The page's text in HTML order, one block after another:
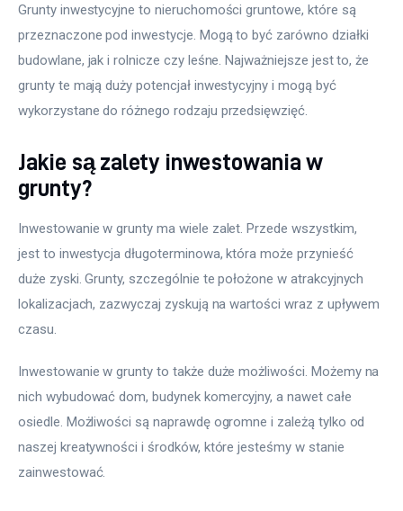
Grunty inwestycyjne to nieruchomości gruntowe, które są
przeznaczone pod inwestycje. Mogą to być zarówno działki
budowlane, jak i rolnicze czy leśne. Najważniejsze jest to, że
grunty te mają duży potencjał inwestycyjny i mogą być
wykorzystane do różnego rodzaju przedsięwzięć.
Jakie są zalety inwestowania w
grunty?
Inwestowanie w grunty ma wiele zalet. Przede wszystkim,
jest to inwestycja długoterminowa, która może przynieść
duże zyski. Grunty, szczególnie te położone w atrakcyjnych
lokalizacjach, zazwyczaj zyskują na wartości wraz z upływem
czasu.
Inwestowanie w grunty to także duże możliwości. Możemy na
nich wybudować dom, budynek komercyjny, a nawet całe
osiedle. Możliwości są naprawdę ogromne i zależą tylko od
naszej kreatywności i środków, które jesteśmy w stanie
zainwestować.